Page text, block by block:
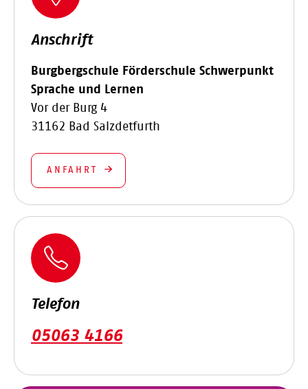
Anschrift
Burgbergschule Förderschule Schwerpunkt
Sprache und Lernen
Vor der Burg 4
31162 Bad Salzdetfurth
ANFAHRT
Telefon
05063 4166